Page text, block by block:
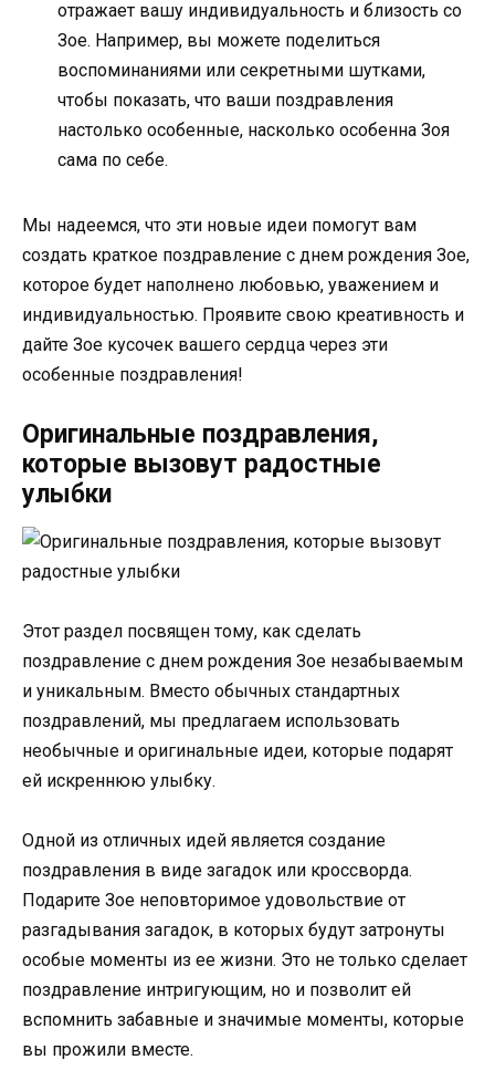
отражает вашу индивидуальность и близость со
Зое. Например, вы можете поделиться
воспоминаниями или секретными шутками,
чтобы показать, что ваши поздравления
настолько особенные, насколько особенна Зоя
сама по себе.
Мы надеемся, что эти новые идеи помогут вам
создать краткое поздравление с днем рождения Зое,
которое будет наполнено любовью, уважением и
индивидуальностью. Проявите свою креативность и
дайте Зое кусочек вашего сердца через эти
особенные поздравления!
Оригинальные поздравления,
которые вызовут радостные
улыбки
Этот раздел посвящен тому, как сделать
поздравление с днем рождения Зое незабываемым
и уникальным. Вместо обычных стандартных
поздравлений, мы предлагаем использовать
необычные и оригинальные идеи, которые подарят
ей искреннюю улыбку.
Одной из отличных идей является создание
поздравления в виде загадок или кроссворда.
Подарите Зое неповторимое удовольствие от
разгадывания загадок, в которых будут затронуты
особые моменты из ее жизни. Это не только сделает
поздравление интригующим, но и позволит ей
вспомнить забавные и значимые моменты, которые
вы прожили вместе.